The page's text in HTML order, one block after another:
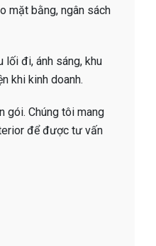
mặt bằng, ngân sách
lối đi, ánh sáng, khu
khi kinh doanh.
gói. Chúng tôi mang
để được tư vấn